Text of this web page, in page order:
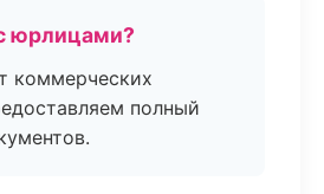
юрлицами?
коммерческих
полный